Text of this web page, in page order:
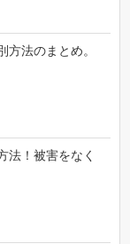
方法のまとめ。
法！被害をなく